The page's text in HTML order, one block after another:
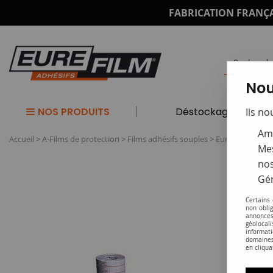
FABRICATION
NOS PRODUITS Déstockage
Accueil >A-Films de protection > Films adhésifs souples > Eurefilm
Ils
Certains
non
en